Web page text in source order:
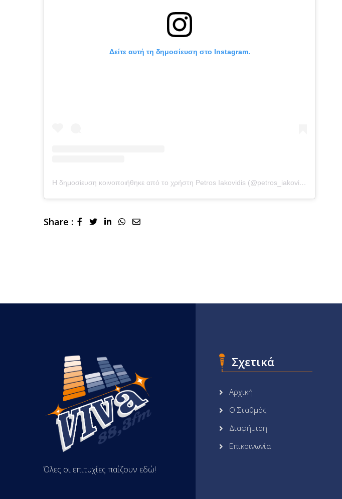
Δείτε αυτή τη δημοσίευση στο Instagram.
Η δημοσίευση κοινοποιήθηκε από το χρήστη Petros Iakovidis (@petros_iakovidis)
Share : LinkedInWhatsapp
Share
Όλες οι επιτυχίες παίζουν εδώ!
Σχετικά
Αρχική
Ο Σταθμός
Διαφήμιση
Επικοινωνία